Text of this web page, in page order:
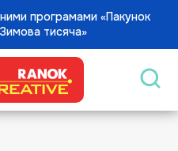
програмами «Пакунок
тисяча»